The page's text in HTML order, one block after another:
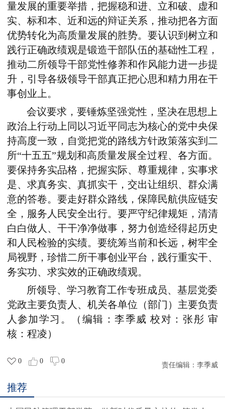
量发展的重要举措，把握稳和进、立和破、虚和
实、标和本、近和远的辩证关系，推动把各方面
优势转化为高质量发展的胜势。要认识到树立和
践行正确政绩观是锻造干部队伍的基础性工程，
推动二所领导干部党性修养和作风能力进一步提
升，引导各级领导干部真正把心思和精力用在干
事创业上。
会议要求，要锤炼坚强党性，坚决在思想上
政治上行动上同 以习近平同志为核心的党中央保
持高度一致，自觉把党的路线方针政策落实到二
所“十五五”规划和高质量发展全过程、各方面。
要保持务实品格，把握实际、尊重规律，实事求
是、求真务实、真抓实干，交出让组织、群众满
意的答卷。要走好群众路线，保障民航供应链安
全，服务人民安全出行。要严守纪律规矩，清清
白白做人、干干净净做事，努力创造经得起历史
和人民检验的实绩。要统筹当前和长远，树牢全
局视野，珍惜二所干事创业平台，践行重实干、
务实功、求实效的正确政绩观。
所领导、学习教育工作专班成员、基层党委
党政主要负责人、机关各单位（部门）主要负责
人 参加学习。 （编辑：李季威 校对： 张彤 审
核：程凌）
0 0 0
责任编辑： 李季威
推荐